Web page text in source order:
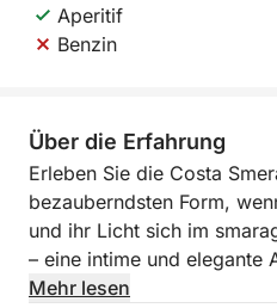
Aperitif
Benzin
Über die Erfahrung
Erleben Sie die Costa
bezauberndsten Form,
und ihr Licht sich im
– eine intime und elegante
Mehr lesen